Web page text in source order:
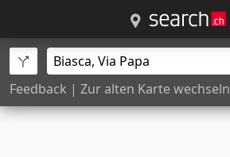
Feedback | Zur alten Karte wechseln